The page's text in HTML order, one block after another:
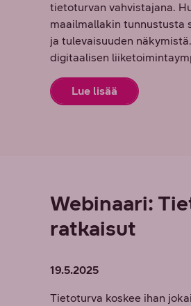
tietoturvan vahvistajana.
maailmallakin tunnustusta
ja tulevaisuuden
digitaalisen
Lue lisää
Webinaari:
ratkaisut
19.5.2025
Tietoturva koskee ihan